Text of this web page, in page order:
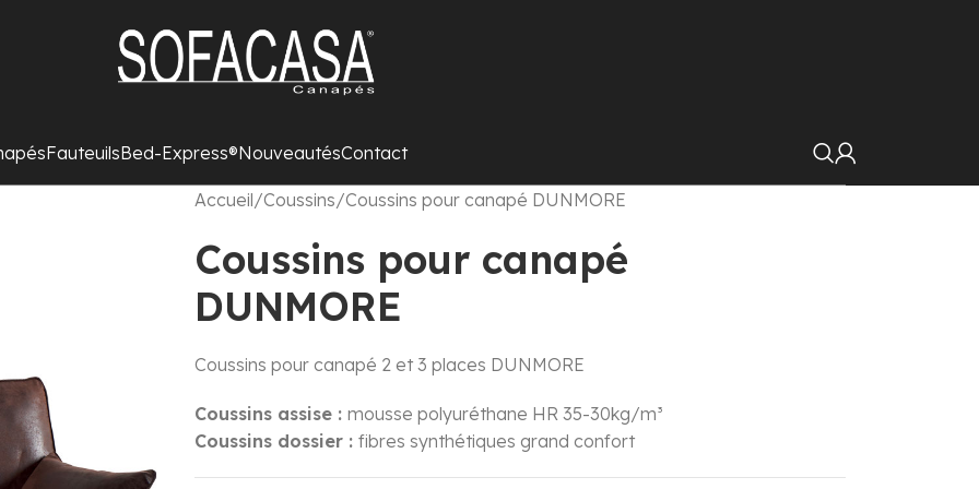
FauteuilsBed-Express®NouveautésContact
Accueil Coussins Coussins pour canapé DUNMORE
Coussins pour canapé
DUNMORE
Coussins pour canapé 2 et 3 places DUNMORE
Coussins assise : mousse polyuréthane HR 35-30kg/m³
Coussins dossier : fibres synthétiques grand confort